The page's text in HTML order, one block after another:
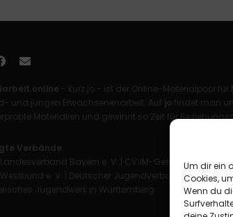
Um dir ein
Cookies,
Wenn du
- kurz jo - ist der Online-Materialpool für
und jungen Erwachsenenarbeit. Auf jo findet man
Materialien und gewinnt so Zeit für
Verbände
Bayern e. V.
CVJM-Gesamtverband
e. V.
Deutscher Jugendverband
Jugendwerk in Württemberg